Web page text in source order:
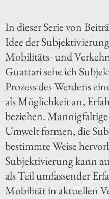
In dieser Serie von
Idee der
Mobilitäts- und
Guattari sehe ich
Prozess des Werdens
als Möglichkeit an,
beziehen.
Umwelt formen, die
bestimmte Weise
Subjektivierung kann
als Teil umfassender
Mobilität in aktuellen